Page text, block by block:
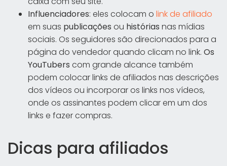
Influenciadores: eles colocam o link de afiliado
em suas publicações ou histórias nas mídias
sociais. Os seguidores são direcionados para a
página do vendedor quando clicam no link. Os
YouTubers com grande alcance também
podem colocar links de afiliados nas descrições
dos vídeos ou incorporar os links nos vídeos,
onde os assinantes podem clicar em um dos
links e fazer compras.
Dicas para afiliados